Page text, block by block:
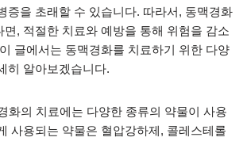
증을 초래할 수 있습니다. 따라서, 동맥경화
면, 적절한 치료와 예방을 통해 위험을 감소
글에서는 동맥경화를 치료하기 위한 다양
히 알아보겠습니다.
화의 치료에는 다양한 종류의 약물이 사용
사용되는 약물은 혈압강하제, 콜레스테롤